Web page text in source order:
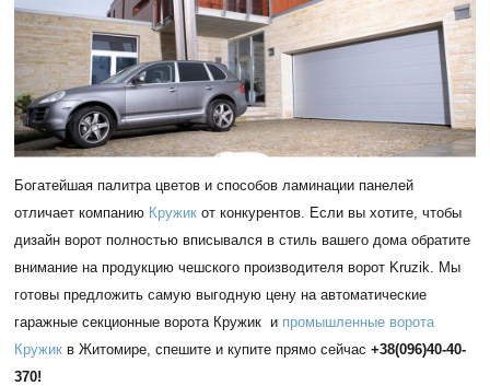
Богатейшая палитра цветов и способов ламинации панелей
отличает компанию Кружик от конкурентов. Если вы хотите, чтобы
дизайн ворот полностью вписывался в стиль вашего дома обратите
внимание на продукцию чешского производителя ворот Kruzik. Мы
готовы предложить самую выгодную цену на автоматические
гаражные секционные ворота Кружик и промышленные ворота
Кружик в Житомире, спешите и купите прямо сейчас +38(096)40-40-
370!